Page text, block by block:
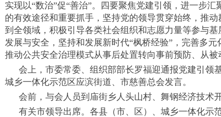
实现以“数治”促“善治”。四要聚焦党建引领，进一步
的有效途径和重要抓手，坚持党的领导贯穿始终，推
到全领域，积极引导各类社会组织和志愿力量等参与
发展与安全，坚持和发展新时代“枫桥经验”，完善多
推动公共安全治理模式从事后处置转向事前预防、从
会上，市委常委、组织部部长罗福迎通报党建引领
城乡一体化示范区应滨街道、市慈善总会发言。
会前，与会人员到庙街乡人头山村、舞钢经济技术
有关市领导出席。各县（市、区）、城乡一体化示